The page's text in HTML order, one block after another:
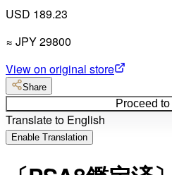
USD 189.23
≈ JPY29800
View on original store
Share
Proceed
Translate to English
Enable Translation